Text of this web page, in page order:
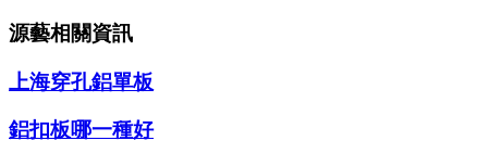
源藝相關資訊
上海穿孔鋁單板
鋁扣板哪一種好